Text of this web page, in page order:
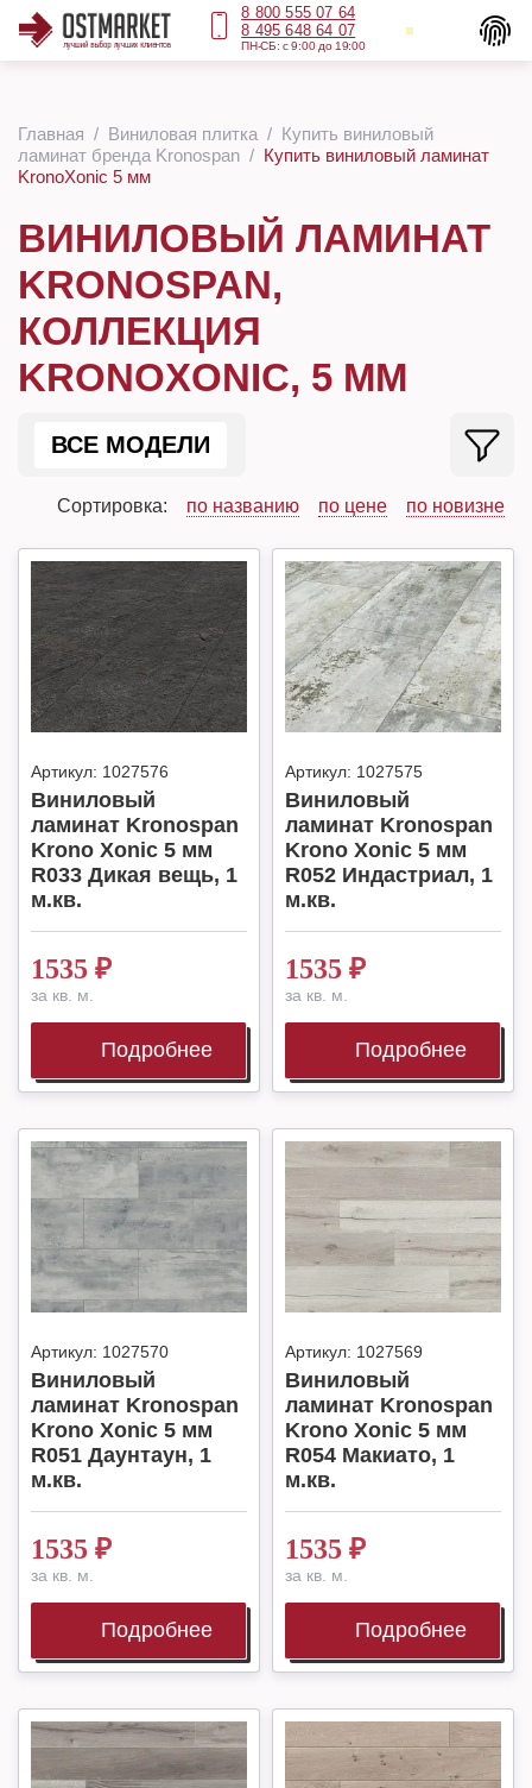
8 800 555 07 64
8 495 648 64 07
ПН-СБ: с 9:00 до 19:00
Главная Виниловая плитка
Купить виниловый
ламинат бренда Kronospan
Купить виниловый ламинат
KronoXonic 5 мм
ВИНИЛОВЫЙ ЛАМИНАТ
KRONOSPAN,
КОЛЛЕКЦИЯ
KRONOXONIC, 5 ММ
ВСЕ МОДЕЛИ
Сортировка: по названию по цене по новизне
Артикул: 1027576
Виниловый
ламинат Kronospan
Krono Xonic 5 мм
R033 Дикая вещь, 1
м.кв.
1535 ₽
за кв. м.
Подробнее
Артикул: 1027575
Виниловый
ламинат Kronospan
Krono Xonic 5 мм
R052 Индастриал, 1
м.кв.
1535 ₽
за кв. м.
Подробнее
Артикул: 1027570
Виниловый
ламинат Kronospan
Krono Xonic 5 мм
R051 Даунтаун, 1
м.кв.
1535 ₽
за кв. м.
Подробнее
Артикул: 1027569
Виниловый
ламинат Kronospan
Krono Xonic 5 мм
R054 Макиато, 1
м.кв.
1535 ₽
за кв. м.
Подробнее